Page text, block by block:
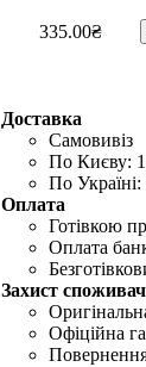
335.00₴
Доставка
Самовивіз
По Києву:
По
Оплата
Готівкою
Оплата
Захист
Офіційна
Повернення